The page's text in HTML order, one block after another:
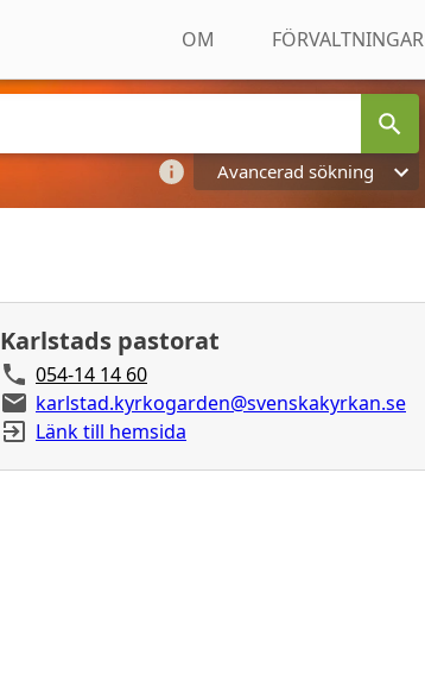
OM FÖRVALTNINGAR
Avancerad sökning
Karlstads pastorat
054-14 14 60
karlstad.kyrkogarden@svenskakyrkan.se
Länk till hemsida